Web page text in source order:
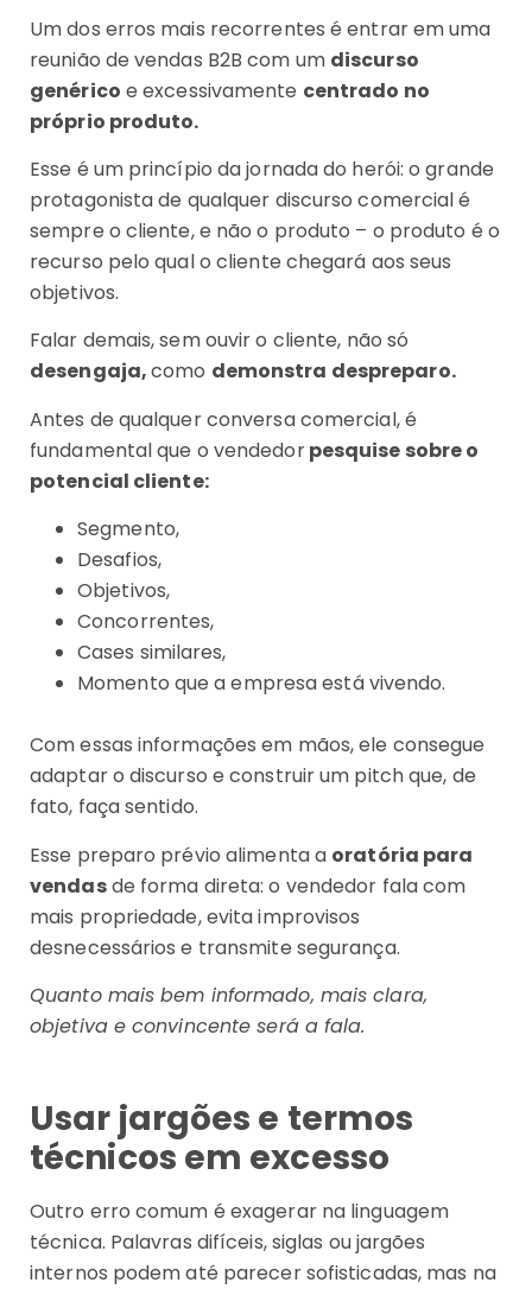
Um dos erros mais recorrentes é entrar em uma
reunião de vendas B2B com um discurso
genérico e excessivamente centrado no
próprio produto.
Esse é um princípio da jornada do herói: o grande
protagonista de qualquer discurso comercial é
sempre o cliente, e não o produto – o produto é o
recurso pelo qual o cliente chegará aos seus
objetivos.
Falar demais, sem ouvir o cliente, não só
desengaja,como demonstra despreparo.
Antes de qualquer conversa comercial, é
fundamental que o vendedorpesquise sobre o
potencial cliente:
Segmento,
Desafios,
Objetivos,
Concorrentes,
Cases similares,
Momento que a empresa está vivendo.
Com essas informações em mãos, ele consegue
adaptar o discurso e construir um pitch que, de
fato, faça sentido.
Esse preparo prévio alimenta a oratória para
vendasde forma direta: o vendedor fala com
mais propriedade, evita improvisos
desnecessários e transmite segurança.
Quanto mais bem informado, mais clara,
objetiva e convincente será a fala.
Usar jargões e termos
técnicos em excesso
Outro erro comum é exagerar na linguagem
técnica. Palavras difíceis, siglas ou jargões
internos podem até parecer sofisticadas, mas na